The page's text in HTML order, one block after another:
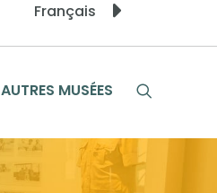
Français
AUTRES MUSÉES